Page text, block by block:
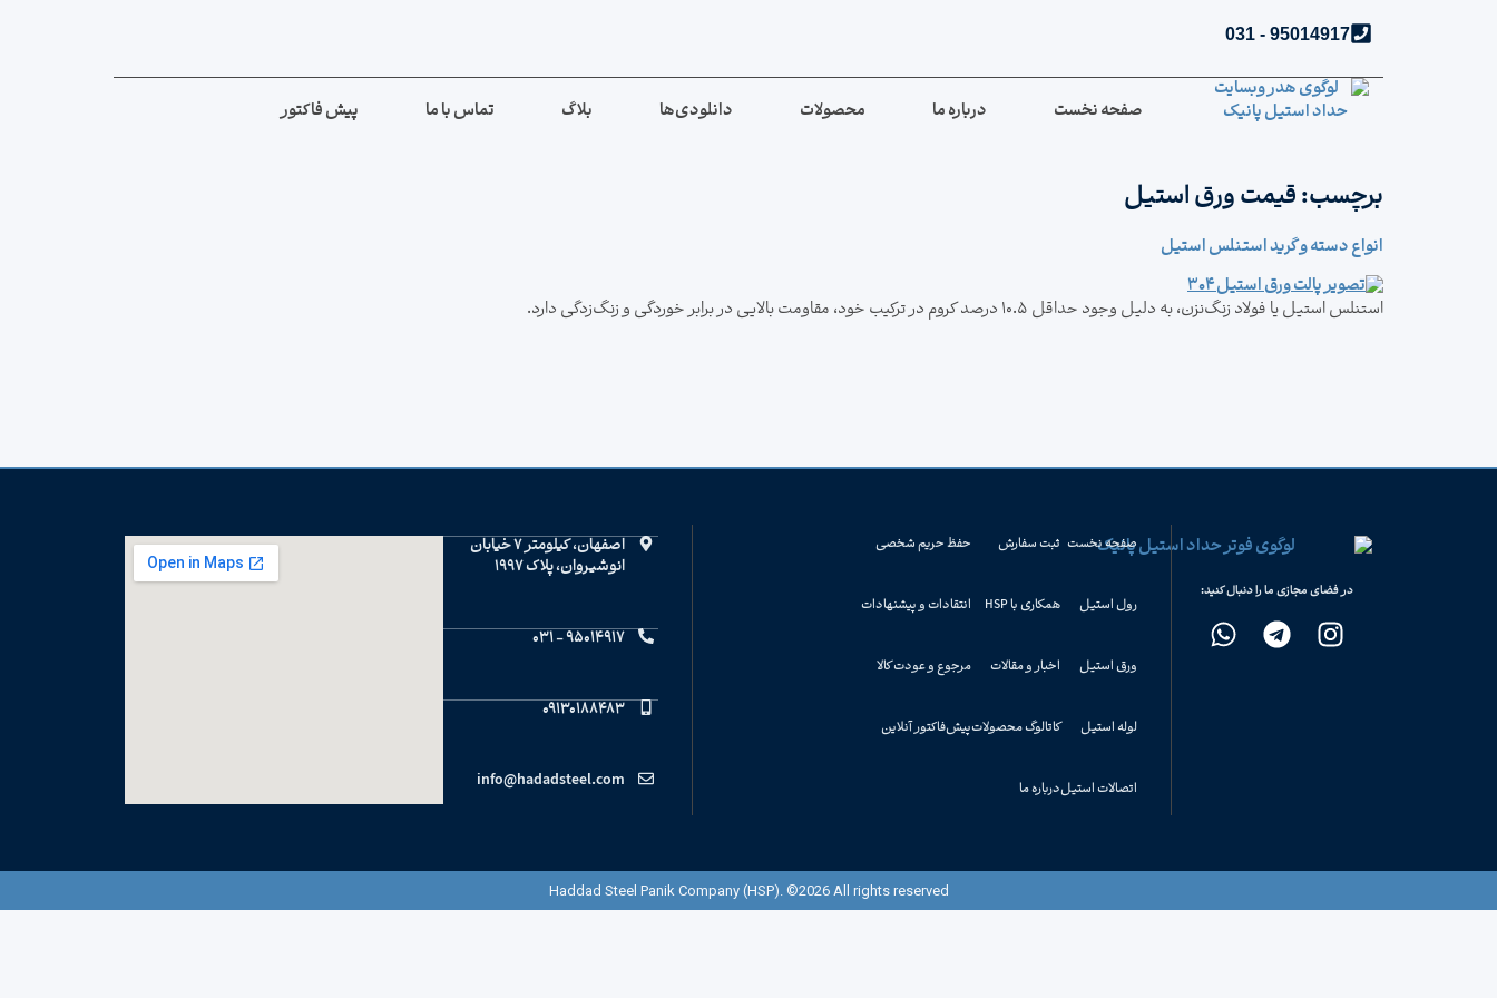
95014917 - 031
صفحه نخست درباره ما محصولات دانلودی‌ها بلاگ تماس با ما پیش فاکتور
برچسب:قیمت ورق استیل
انواع دسته و گرید استنلس استیل
استنلس استیل یا فولاد زنگ‌نزن، به دلیل وجود حداقل ۱۰.۵ درصد کروم در ترکیب خود، مقاومت بالایی در برابر خوردگی و زنگ‌زدگی دارد.
در فضای مجازی ما را دنبال کنید:
صفحه نخست
رول استیل
ورق استیل
لوله استیل
اتصالات استیل
ثبت سفارش
همکاری با HSP
اخبار و مقالات
کاتالوگ محصولات
درباره ما
حفظ حریم شخصی
انتقادات و پیشنهادات
مرجوع و عودت کالا
پیش‌فاکتور آنلاین
اصفهان، کیلومتر 7 خیابان
انوشیروان، پلاک 1997
95014917 - 031
09130188483
info@hadadsteel.com
Haddad Steel Panik Company (HSP). ©2026 All rights reserved